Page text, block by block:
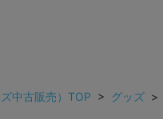
中古販売）TOP > グッズ >